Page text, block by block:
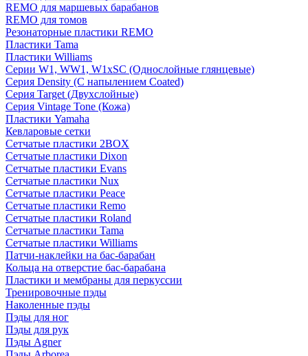
REMO для маршевых барабанов
REMO для томов
Резонаторные пластики REMO
Пластики Tama
Пластики Williams
Серии W1, WW1, W1xSC (Однослойные глянцевые)
Серия Density (C напылением Coated)
Серия Target (Двухслойные)
Серия Vintage Tone (Кожа)
Пластики Yamaha
Кевларовые сетки
Сетчатые пластики 2BOX
Сетчатые пластики Dixon
Сетчатые пластики Evans
Сетчатые пластики Nux
Сетчатые пластики Peace
Сетчатые пластики Remo
Сетчатые пластики Roland
Сетчатые пластики Tama
Сетчатые пластики Williams
Патчи-наклейки на бас-барабан
Кольца на отверстие бас-барабана
Пластики и мембраны для перкуссии
Тренировочные пэды
Наколенные пэды
Пэды для ног
Пэды для рук
Пэды Agner